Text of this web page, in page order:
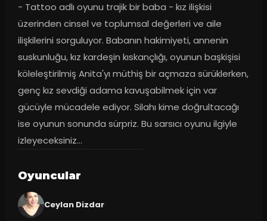
- Tattoo adlı oyunu trajik bir baba - kız ilişkisi
üzerinden cinsel ve toplumsal değerleri ve aile
ilişkilerini sorguluyor. Babanın hakimiyeti, annenin
suskunluğu, kız kardeşin kıskançlığı, oyunun başkişisi
köleleştirilmiş Anita'yı müthiş bir açmaza sürüklerken,
genç kız sevdiği adama kavuşabilmek için var
gücüyle mücadele ediyor. Silahı kime doğrultacağı
ise oyunun sonunda sürpriz. Bu sarsıcı oyunu ilgiyle
izleyeceksiniz...
Oyuncular
Ceylan Dizdar